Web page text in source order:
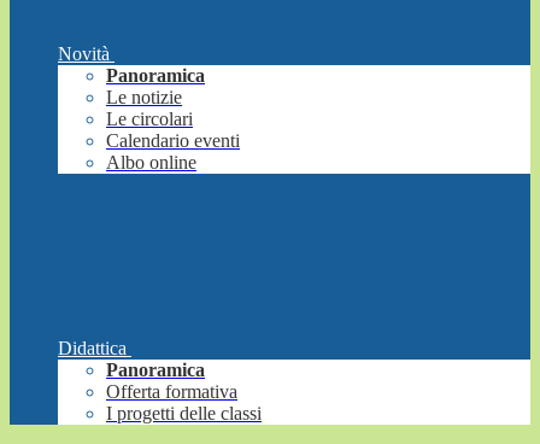
Novità
Panoramica
Le notizie
Le circolari
Calendario eventi
Albo online
Didattica
Panoramica
Offerta formativa
I progetti delle classi